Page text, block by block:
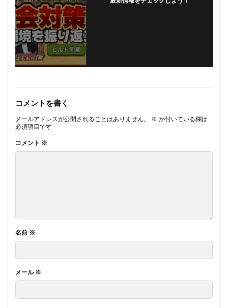
コメントを書く
メールアドレスが公開されることはありません。 ※ が付いている欄は
必須項目です
コメント ※
名前 ※
メール ※